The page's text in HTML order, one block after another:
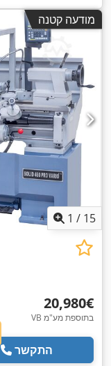
מודעה קטנה
1 / 15
‏20,980 ‏€
VB בתוספת מע"מ
התקשר